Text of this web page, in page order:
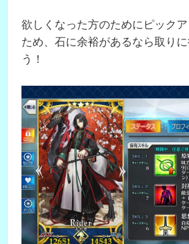
欲しくなった方のためにピック
ため、石に余裕があるなら取り
う！